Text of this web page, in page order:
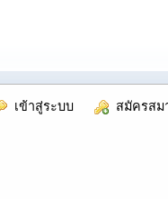
เข้าสู่ระบบ สมัครสม